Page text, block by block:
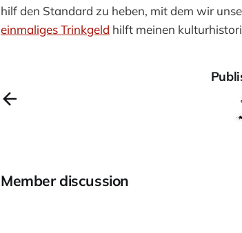
hilf den Standard zu heben, mit dem wir
einmaliges Trinkgeld hilft meinen
Member discussion